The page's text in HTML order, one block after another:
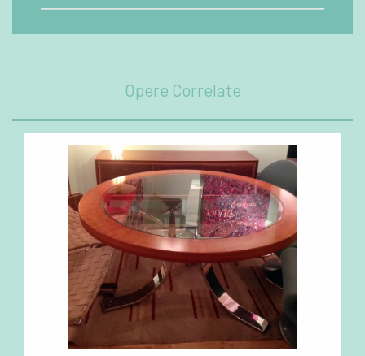
Opere Correlate